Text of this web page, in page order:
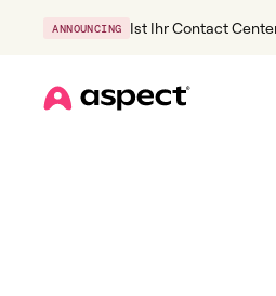
ANNOUNCING Ist Ihr Contact